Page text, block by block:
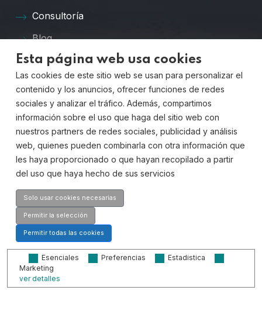
Consultoría
Blog
Preguntas Frecuentes
Contacto
Contáctanos
Dirección:
Teléfono
916 659 203
Email
Esta página web usa cookies
Las cookies de este sitio web se usan para personalizar el
contenido y los anuncios, ofrecer funciones de redes
sociales y analizar el tráfico. Además, compartimos
información sobre el uso que haga del sitio web con
nuestros partners de redes sociales, publicidad y análisis
web, quienes pueden combinarla con otra información que
les haya proporcionado o que hayan recopilado a partir
del uso que haya hecho de sus servicios
Solo usar cookies necesarias
Permitir la selección
Permitir todas las cookies
Esenciales Preferencias
Estadistica
Marketing
ver detalles